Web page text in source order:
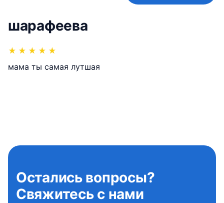
шарафеева
★ ★ ★ ★ ★
мама ты самая лутшая
Остались вопросы?
Свяжитесь с нами